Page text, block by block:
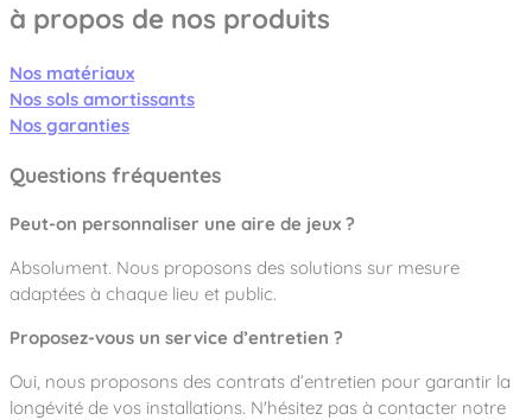
à propos de nos produits
Nos matériaux
Nos sols amortissants
Nos garanties
Questions fréquentes
Peut-on personnaliser une aire de jeux ?
Absolument. Nous proposons des solutions sur mesure
adaptées à chaque lieu et public.
Proposez-vous un service d’entretien ?
Oui, nous proposons des contrats d’entretien pour garantir la
longévité de vos installations. N'hésitez pas à contacter notre